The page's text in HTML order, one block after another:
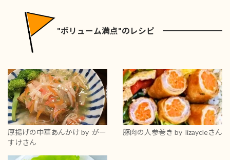
"ボリューム満点"のレシピ
厚揚げの中華あんかけby がー
すけさん
豚肉の人参巻き by lizaycleさん